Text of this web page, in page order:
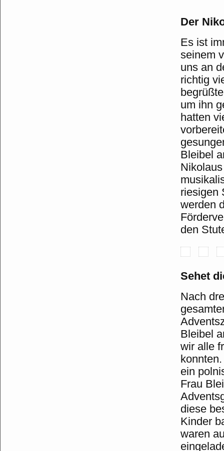
Der
Es ist
seinem
uns an
richtig
um ihn
hatten
Bleibel
riesigen
werden
den
Sehet
Nach
Bleibel
wir alle
ein
Frau
diese
Kinder
waren